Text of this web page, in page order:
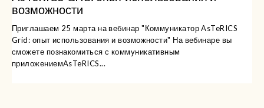
возможности
Приглашаем 25 марта на вебинар "Коммуникатор AsTeRICS
Grid: опыт использования и возможности" На вебинаре вы
сможете познакомиться с коммуникативным
приложениемAsTeRICS...